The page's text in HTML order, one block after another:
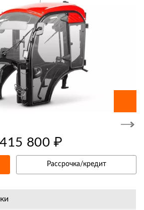
415 800 ₽
Рассрочка/кредит